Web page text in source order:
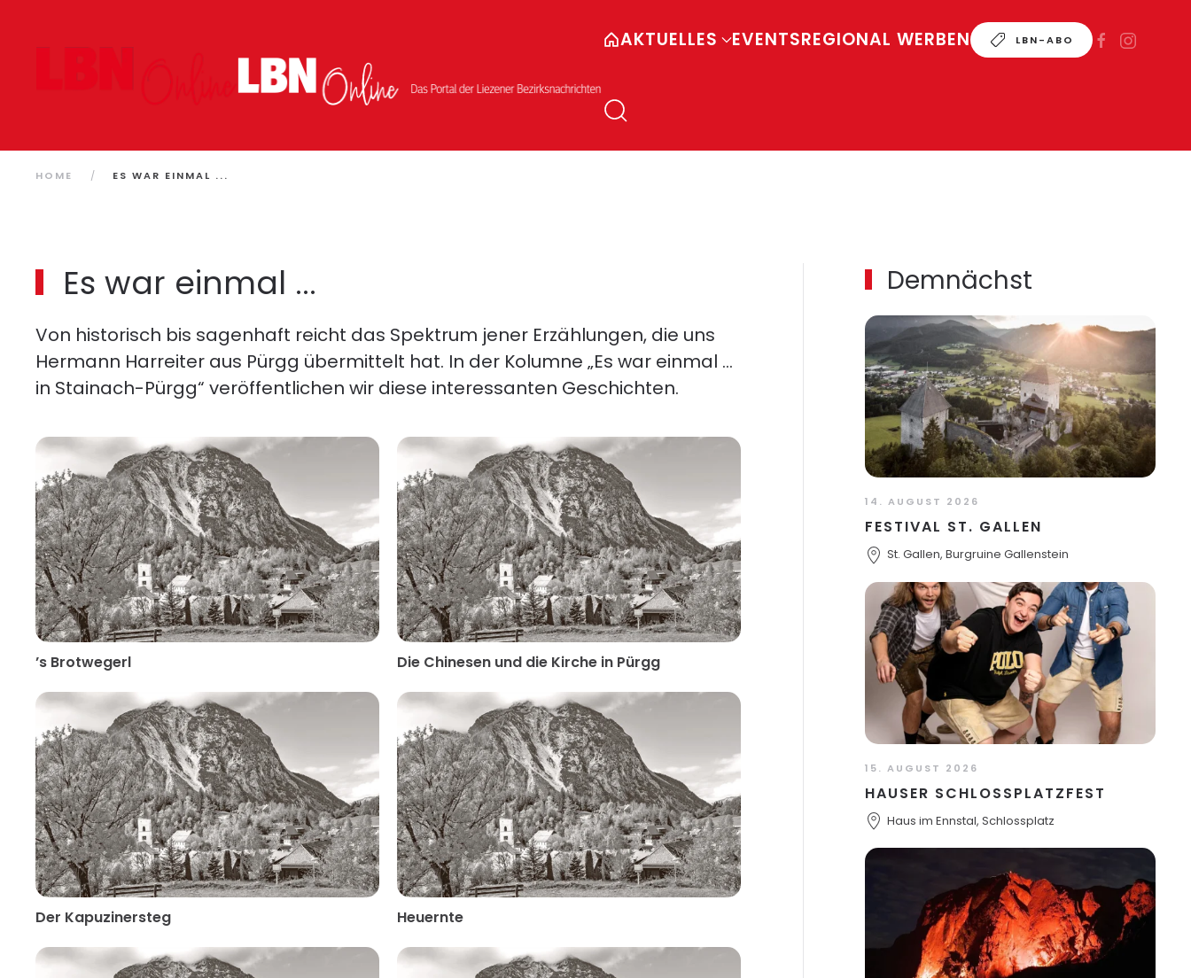
AKTUELLES EVENTSREGIONAL WERBEN LBN-ABO
HOME ES WAR EINMAL ...
Es war einmal ...
Von historisch bis sagenhaft reicht das Spektrum jener Erzählungen, die uns
Hermann Harreiter aus Pürgg übermittelt hat. In der Kolumne „Es war einmal …
in Stainach-Pürgg“ veröffentlichen wir diese interessanten Geschichten.
’s Brotwegerl Die Chinesen und die Kirche in Pürgg
Der Kapuzinersteg Heuernte
Demnächst
14. AUGUST 2026
FESTIVAL ST. GALLEN
St. Gallen, Burgruine Gallenstein
15. AUGUST 2026
HAUSER SCHLOSSPLATZFEST
Haus im Ennstal, Schlossplatz